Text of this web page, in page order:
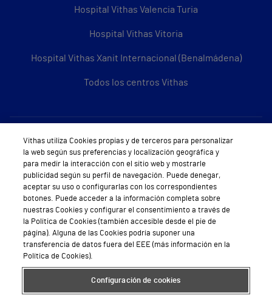
Hospital Vithas Valencia Turia
Hospital Vithas Vitoria
Hospital Vithas Xanit Internacional (Benalmádena)
Todos los centros Vithas
Sobre Vithas
Quiénes somos
Trabajar en Vithas
Teléfono Cita Médica
Teléfono Atención al Cliente
Política de seguridad y salud en el trabajo
Conoce a Supervita
Vithas utiliza Cookies propias y de terceros para personalizar
la web según sus preferencias y localización geográfica y
para medir la interacción con el sitio web y mostrarle
publicidad según su perfil de navegación. Puede denegar,
aceptar su uso o configurarlas con los correspondientes
botones. Puede acceder a la información completa sobre
nuestras Cookies y configurar el consentimiento a través de
la Política de Cookies (también accesible desde el pie de
página). Alguna de las Cookies podría suponer una
transferencia de datos fuera del EEE (más información en la
Política de Cookies).
Configuración de cookies